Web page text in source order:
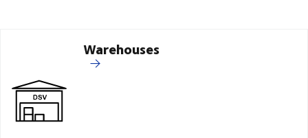
Warehouses